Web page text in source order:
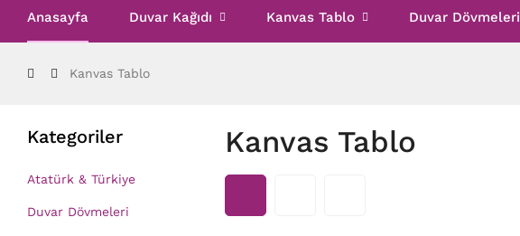
Anasayfa Duvar Kağıdı Kanvas Tablo Duvar Dövmeleri
Kanvas Tablo
Kategoriler
Atatürk & Türkiye
Duvar Dövmeleri
Kanvas Tablo